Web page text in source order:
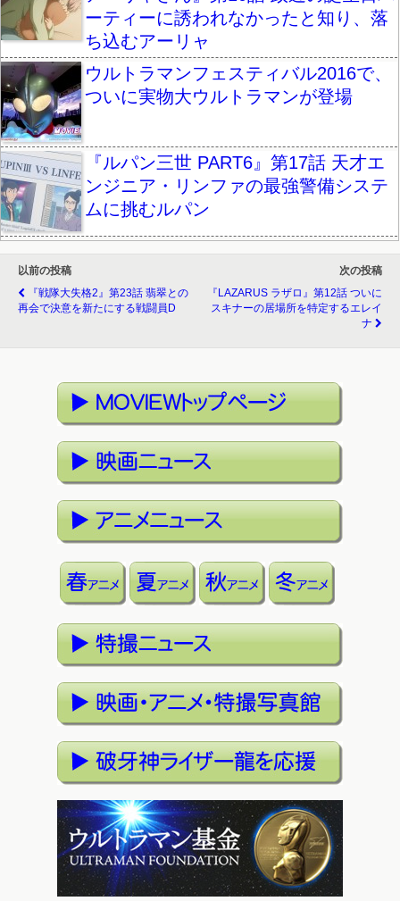
ーティーに誘われなかったと知り、落
ち込むアーリャ
ウルトラマンフェスティバル2016で、
ついに実物大ウルトラマンが登場
『ルパン三世 PART6』第17話 天才エ
ンジニア・リンファの最強警備システ
ムに挑むルパン
以前の投稿
『戦隊大失格2』第23話 翡翠との
再会で決意を新たにする戦闘員D
次の投稿
『LAZARUS ラザロ』第12話 ついに
スキナーの居場所を特定するエレイ
ナ